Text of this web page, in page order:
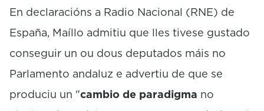
En declaracións a Radio Nacional (RNE) de
España, Maíllo admitiu que lles tivese gustado
conseguir un ou dous deputados máis no
Parlamento andaluz e advertiu de que se
produciu un "cambio de paradigma no